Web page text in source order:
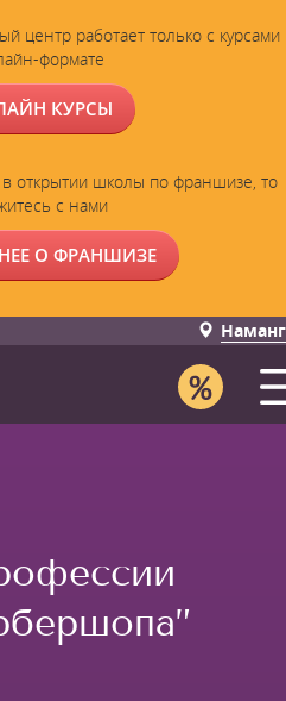
центр работает только с курсами
формате
КУРСЫ
открытии школы по франшизе, то
с нами
О ФРАНШИЗЕ